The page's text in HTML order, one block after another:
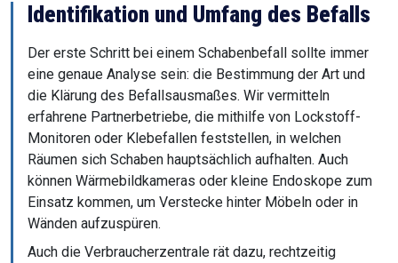
Identifikation und Umfang des Befalls
Der erste Schritt bei einem Schabenbefall sollte immer
eine genaue Analyse sein: die Bestimmung der Art und
die Klärung des Befallsausmaßes. Wir vermitteln
erfahrene Partnerbetriebe, die mithilfe von Lockstoff-
Monitoren oder Klebefallen feststellen, in welchen
Räumen sich Schaben hauptsächlich aufhalten. Auch
können Wärmebildkameras oder kleine Endoskope zum
Einsatz kommen, um Verstecke hinter Möbeln oder in
Wänden aufzuspüren.
Auch die Verbraucherzentrale rät dazu, rechtzeitig